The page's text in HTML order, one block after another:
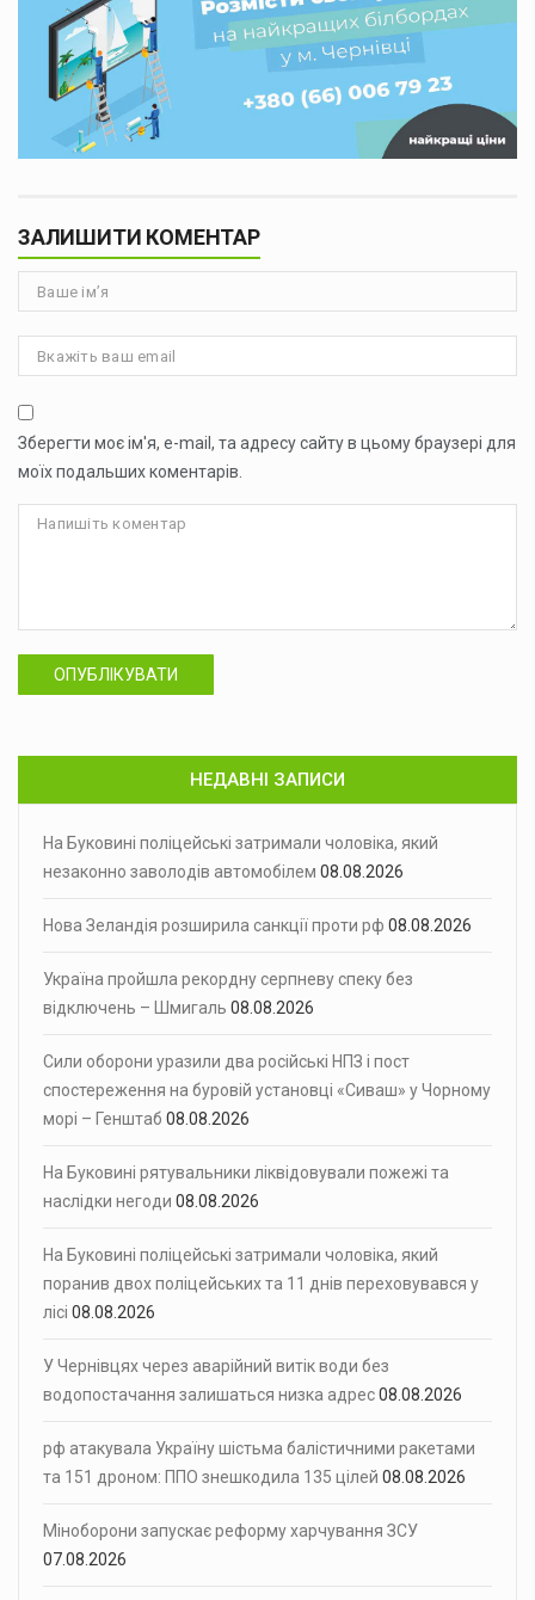
ЗАЛИШИТИ КОМЕНТАР
Зберегти моє ім'я, e-mail, та адресу сайту в цьому браузері для
моїх подальших коментарів.
ОПУБЛІКУВАТИ
НЕДАВНІ ЗАПИСИ
На Буковині поліцейські затримали чоловіка, який
незаконно заволодів автомобілем 08.08.2026
Нова Зеландія розширила санкції проти рф 08.08.2026
Україна пройшла рекордну серпневу спеку без
відключень – Шмигаль 08.08.2026
Сили оборони уразили два російські НПЗ і пост
спостереження на буровій установці «Сиваш» у Чорному
морі – Генштаб 08.08.2026
На Буковині рятувальники ліквідовували пожежі та
наслідки негоди 08.08.2026
На Буковині поліцейські затримали чоловіка, який
поранив двох поліцейських та 11 днів переховувався у
лісі 08.08.2026
У Чернівцях через аварійний витік води без
водопостачання залишаться низка адрес08.08.2026
рф атакувала Україну шістьма балістичними ракетами
та 151 дроном: ППО знешкодила 135 цілей 08.08.2026
Міноборони запускає реформу харчування ЗСУ
07.08.2026